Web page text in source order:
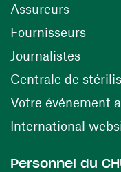
Assureurs
Fournisseurs
Journalistes
Centrale de
Votre événement
International
Personnel du